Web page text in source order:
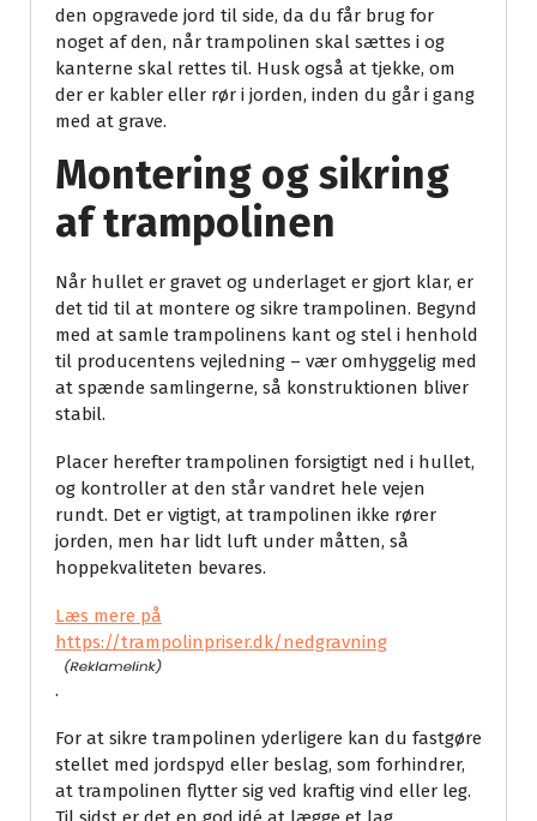
den opgravede jord til side, da du får brug for
noget af den, når trampolinen skal sættes i og
kanterne skal rettes til. Husk også at tjekke, om
der er kabler eller rør i jorden, inden du går i gang
med at grave.
Montering og sikring
af trampolinen
Når hullet er gravet og underlaget er gjort klar, er
det tid til at montere og sikre trampolinen. Begynd
med at samle trampolinens kant og stel i henhold
til producentens vejledning – vær omhyggelig med
at spænde samlingerne, så konstruktionen bliver
stabil.
Placer herefter trampolinen forsigtigt ned i hullet,
og kontroller at den står vandret hele vejen
rundt. Det er vigtigt, at trampolinen ikke rører
jorden, men har lidt luft under måtten, så
hoppekvaliteten bevares.
Læs mere på
https://trampolinpriser.dk/nedgravning
.
For at sikre trampolinen yderligere kan du fastgøre
stellet med jordspyd eller beslag, som forhindrer,
at trampolinen flytter sig ved kraftig vind eller leg.